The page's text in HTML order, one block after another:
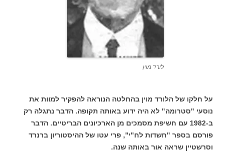
לורד מוין
על חלקו של הלורד מוין בהחלטה הנוראה להפקיר למוות את
נוסעי "סטרומה" לא היה ידוע באותה תקופה. הדבר נתגלה רק
ב-1982 עם חשיפת מסמכים מן הארכיונים הבריטיים. הדבר
פורסם בספר "חשדות לח"י", פרי עטו של ההיסטוריון ברנרד
וסרשטיין שראה אור באותה שנה.